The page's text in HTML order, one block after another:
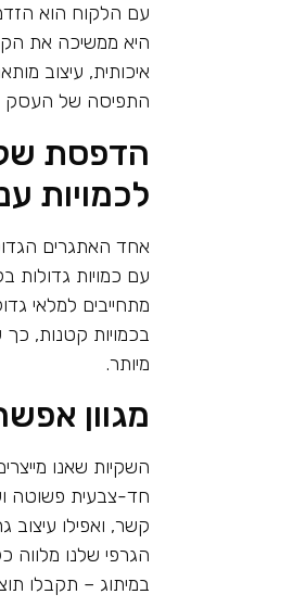
עם הלקוח הוא
היא ממשיכה את
איכותית, עיצוב
התפיסה של העסק
הדפסת
לכמויות
אחד האתגרים
עם כמויות
מתחייבים למלאי
בכמויות קטנות, כך
מיותר.
מגוון
השקיות שאנו
חד-צבעית פשוטה
קשר, ואפילו עיצוב
הגרפי שלנו מלווה
במיתוג – תקבלו